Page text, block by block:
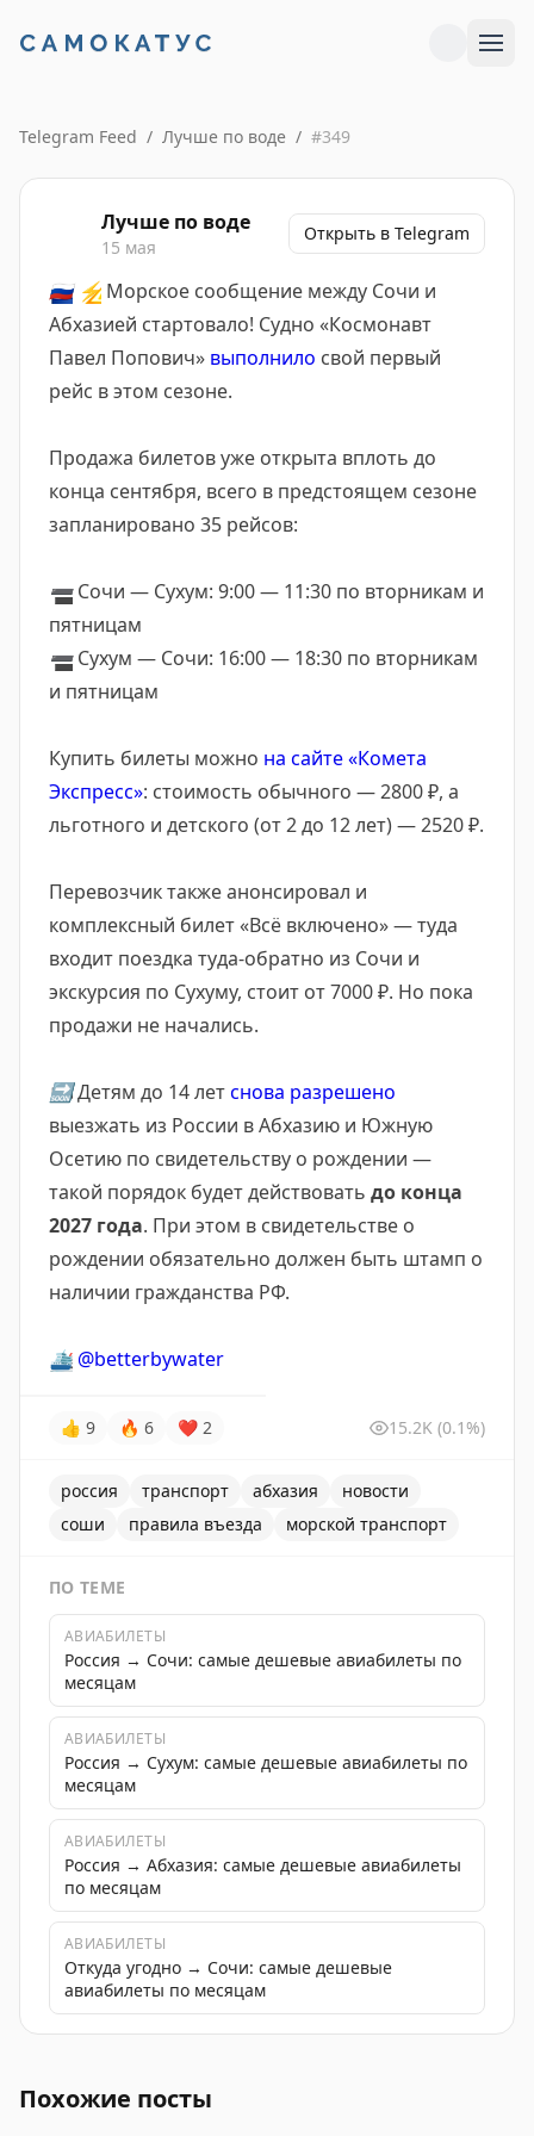
Telegram Feed / Лучше по воде / #349
Лучше по воде
15 мая
Открыть в Telegram
🇷🇺 ⚡️ Морское сообщение между Сочи и
Абхазией стартовало! Судно «Космонавт
Павел Попович» выполнило свой первый
рейс в этом сезоне.
Продажа билетов уже открыта вплоть до
конца сентября, всего в предстоящем сезоне
запланировано 35 рейсов:
➖Сочи — Сухум: 9:00 — 11:30 по вторникам и
пятницам
➖Сухум — Сочи: 16:00 — 18:30 по вторникам
и пятницам
Купить билеты можно на сайте «Комета
Экспресс»: стоимость обычного — 2800 ₽, а
льготного и детского (от 2 до 12 лет) — 2520 ₽.
Перевозчик также анонсировал и
комплексный билет «Всё включено» — туда
входит поездка туда-обратно из Сочи и
экскурсия по Сухуму, стоит от 7000 ₽. Но пока
продажи не начались.
🔜Детям до 14 летснова разрешено
выезжать из России в Абхазию и Южную
Осетию по свидетельству о рождении —
такой порядок будет действовать до конца
2027 года. При этом в свидетельстве о
рождении обязательно должен быть штамп о
наличии гражданства РФ.
🛳 @betterbywater
👍 9 🔥 6 ❤ 2 15.2K (0.1%)
россия транспорт абхазия
новости
соши
правила въезда морской транспорт
ПО ТЕМЕ
АВИАБИЛЕТЫ
Россия → Сочи: самые дешевые авиабилеты по
месяцам
АВИАБИЛЕТЫ
Россия → Сухум: самые дешевые авиабилеты по
месяцам
АВИАБИЛЕТЫ
Россия → Абхазия: самые дешевые авиабилеты
по месяцам
АВИАБИЛЕТЫ
Откуда угодно → Сочи: самые дешевые
авиабилеты по месяцам
Похожие посты